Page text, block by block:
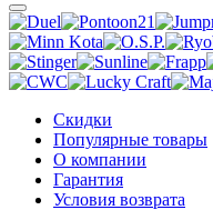
Скидки
Популярные товары
О компании
Гарантия
Условия возврата